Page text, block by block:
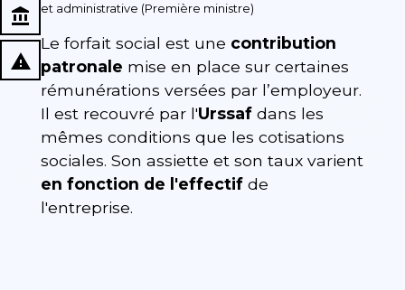
account_balance
report_problem
et administrative (Première ministre)
Le forfait social est une contribution
patronale mise en place sur certaines
rémunérations versées par l’employeur.
Il est recouvré par l'Urssaf dans les
mêmes conditions que les cotisations
sociales. Son assiette et son taux varient
en fonction de l'effectif de
l'entreprise.